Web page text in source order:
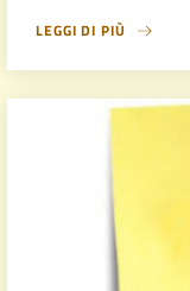
LEGGI DI PIÙ